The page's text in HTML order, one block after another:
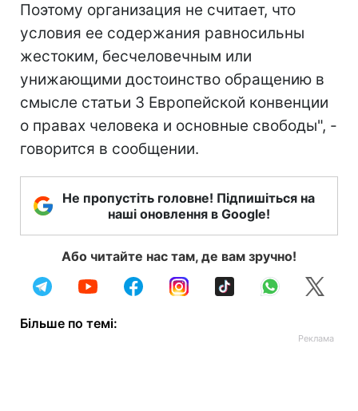
Поэтому организация не считает, что
условия ее содержания равносильны
жестоким, бесчеловечным или
унижающими достоинство обращению в
смысле статьи 3 Европейской конвенции
о правах человека и основные свободы", -
говорится в сообщении.
Не пропустіть головне! Підпишіться на
наші оновлення в Google!
Або читайте нас там, де вам зручно!
Більше по темі: